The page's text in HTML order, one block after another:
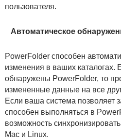
пользователя.
Автоматическое
PowerFolder способен
изменения в ваших каталогах.
обнаружены PowerFolder, то
измененные данные на все
Если ваша система позволяет
способен выполняться в
возможность
Mac и Linux.